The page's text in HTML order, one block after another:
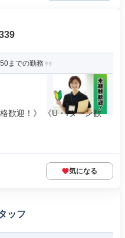
までの勤務
歓迎！》 《U・Iターン歓
気になる
ッフ